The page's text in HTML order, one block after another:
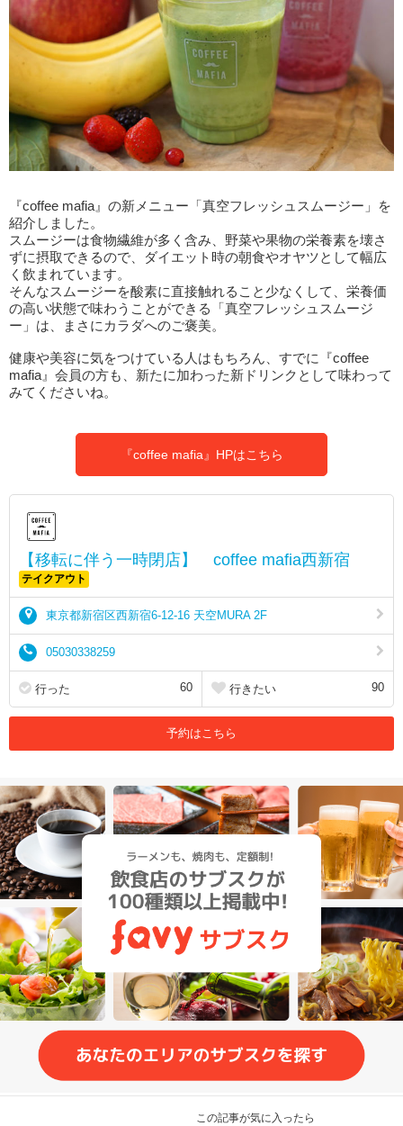
『coffee mafia』の新メニュー「真空フレッシュスムージー」を
紹介しました。
スムージーは食物繊維が多く含み、野菜や果物の栄養素を壊さ
ずに摂取できるので、ダイエット時の朝食やオヤツとして幅広
く飲まれています。
そんなスムージーを酸素に直接触れること少なくして、栄養価
の高い状態で味わうことができる「真空フレッシュスムージ
ー」は、まさにカラダへのご褒美。
健康や美容に気をつけている人はもちろん、すでに『coffee
mafia』会員の方も、新たに加わった新ドリンクとして味わって
みてくださいね。
『coffee mafia』HPはこちら
【移転に伴う一時閉店】 coffee mafia西新宿
テイクアウト
東京都新宿区西新宿6-12-16 天空MURA 2F
05030338259
行った 60 行きたい 90
予約はこちら
この記事が気に入ったら